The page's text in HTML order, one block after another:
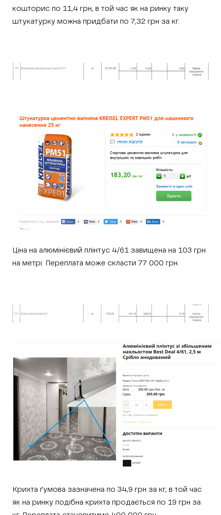
кошторис по 11,4 грн, в той час як на ринку таку
штукатурку можна придбати по 7,32 грн за кг.
Ціна на алюмінієвий плінтус 4/61 завищена на 103 грн
на метрі. Переплата може скласти 77 000 грн.
Крихта ґумова зазначена по 34,9 грн за кг, в той час
як на ринку подібна крихта продається по 19 грн за